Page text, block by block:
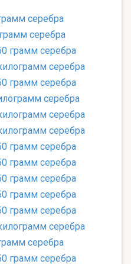
серебра
серебра
грамм серебра
серебра
грамм серебра
серебра
серебра
серебра
грамм серебра
грамм серебра
грамм серебра
грамм серебра
грамм серебра
серебра
серебра
грамм серебра